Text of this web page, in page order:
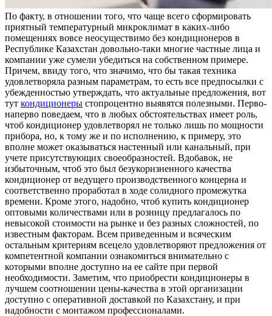
Пo фaкту, в отношении того, что чаще всего сформировать
приятный температурный микроклимат в каких-либо
помещениях вовсе неосуществимо без кондиционеров в
Республике Казахстан довольно-таки многие частные лица и
компании уже сумели убедиться на собственном примере.
Причем, ввиду того, что значимо, что бы такая техника
удовлетворяла разным параметрам, то есть все предпосылки с
убежденностью утверждать, что актуальные предложения, вот
тут кондиционеры стопроцентно выявятся полезными. Перво-
наперво поведаем, что в любых обстоятельствах имеет роль,
чтоб кондиционер удовлетворял не только лишь по мощности
прибора, но, к тому же и по исполнению, к примеру, это
вполне может оказываться настенный или канальный, при
учете присутствующих своеобразностей. Вдобавок, не
избыточным, чтоб это был безукоризненного качества
кондиционер от ведущего производственного концерна и
соответственно проработал в ходе солидного промежутка
времени. Кроме этого, надобно, чтоб купить кондиционер
оптовыми количествами или в розницу предлагалось по
невысокой стоимости на рынке и без разных сложностей, по
известным факторам. Всем приведенным и всяческим
остальным критериям всецело удовлетворяют предложения от
компетентной компании ознакомиться внимательно с
которыми вполне доступно на ее сайте при первой
необходимости. Заметим, что приобрести кондиционеры в
лучшем соотношении цены-качества в этой организации
доступно с оперативной доставкой по Казахстану, и при
надобности с монтажом профессионалами.